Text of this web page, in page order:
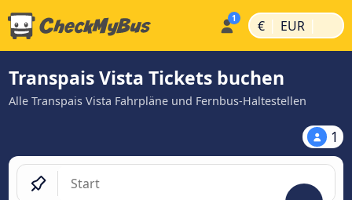
€ | EUR |
Transpais Vista Tickets buchen
Alle Transpais Vista Fahrpläne und Fernbus-Haltestellen
1